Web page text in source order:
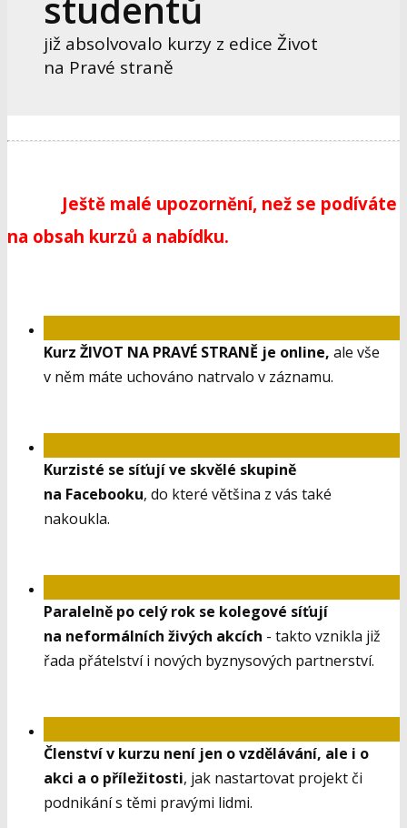
již absolvovalo kurzy z edice Život
na Pravé straně
Ještě malé upozornění, než se podíváte
na obsah kurzů a nabídku.
Kurz ŽIVOT NA PRAVÉ STRANĚ je online, ale vše
v něm máte uchováno natrvalo v záznamu.
Kurzisté se síťují ve skvělé skupině
na Facebooku, do které většina z vás také
nakoukla.
Paralelně po celý rok se kolegové síťují
na neformálních živých akcích - takto vznikla již
řada přátelství i nových byznysových partnerství.
Členství v kurzu není jen o vzdělávání, ale i o
akci a o příležitosti, jak nastartovat projekt či
podnikání s těmi pravými lidmi.